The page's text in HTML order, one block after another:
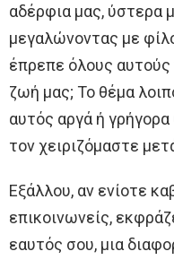
αδέρφια μας, ύστερα
μεγαλώνοντας με
έπρεπε όλους
ζωή μας; Το θέμα
αυτός αργά ή
τον χειριζόμαστε
Εξάλλου, αν ενίοτε
επικοινωνείς,
εαυτός σου, μια